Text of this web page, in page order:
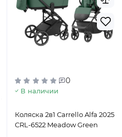
0
В наличии
Коляска 2в1 Carrello Alfa 2025
CRL-6522 Meadow Green